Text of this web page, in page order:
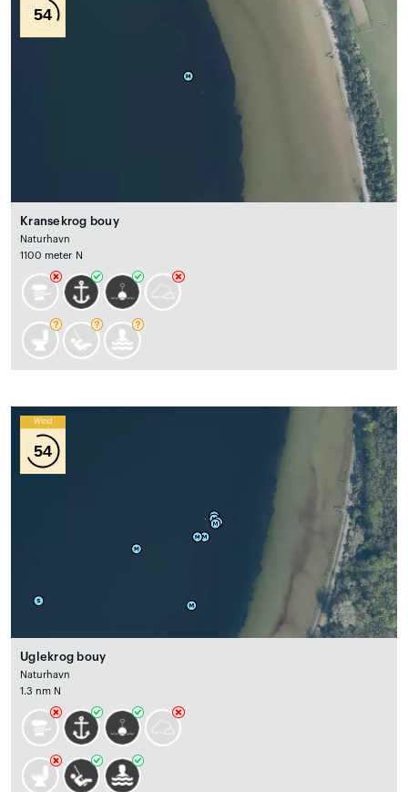
54
Kransekrog bouy
Naturhavn
1100 meter N
Wind
54
Uglekrog bouy
Naturhavn
1.3 nm N